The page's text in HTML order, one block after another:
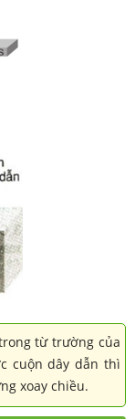
từ trường của
cuộn dây dẫn thì
xoay chiều.